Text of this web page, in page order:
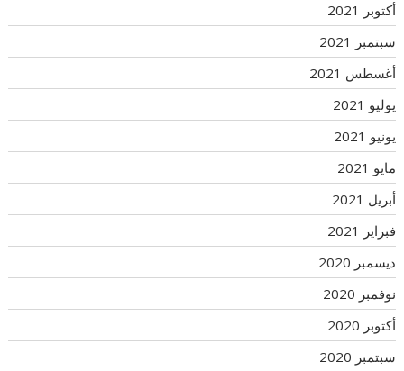
أكتوبر 2021
سبتمبر 2021
أغسطس 2021
يوليو 2021
يونيو 2021
مايو 2021
أبريل 2021
فبراير 2021
ديسمبر 2020
نوفمبر 2020
أكتوبر 2020
سبتمبر 2020